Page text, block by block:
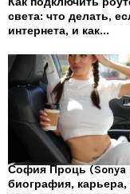
света: что делать,
интернета, и как...
София Проць (Sonya
биография,